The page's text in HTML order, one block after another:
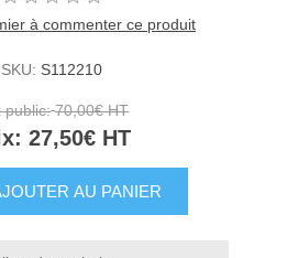
à commenter ce produit
SKU: S112210
public: 70,00€ HT
27,50€ HT
AU PANIER